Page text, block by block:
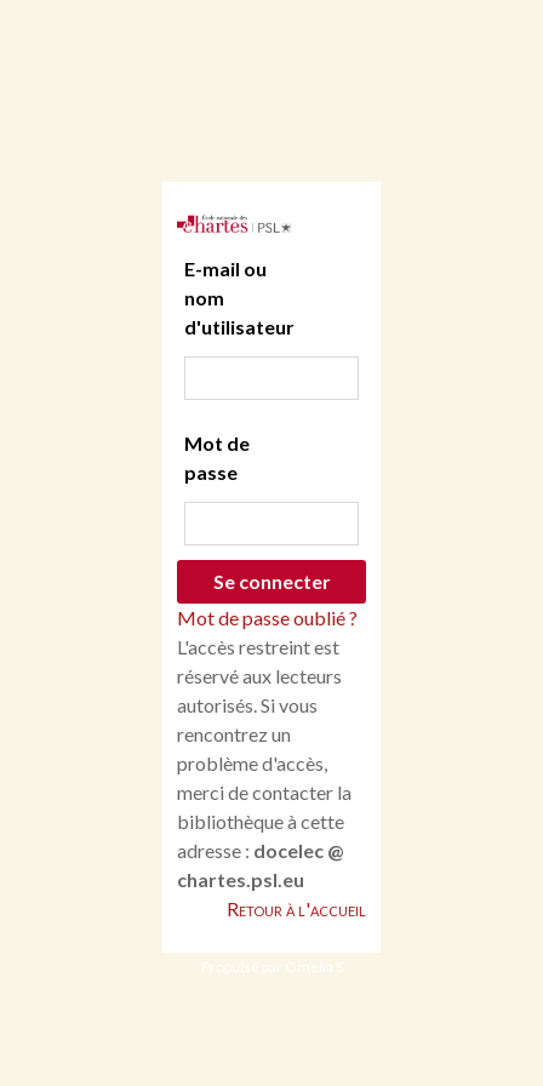
E-mail ou
nom
d'utilisateur
Mot de
passe
Mot de passe oublié ?
L'accès restreint est
réservé aux lecteurs
autorisés. Si vous
rencontrez un
problème d'accès,
merci de contacter la
bibliothèque à cette
adresse : docelec @
chartes.psl.eu
Retour à l'accueil
Propulsé par Omeka S